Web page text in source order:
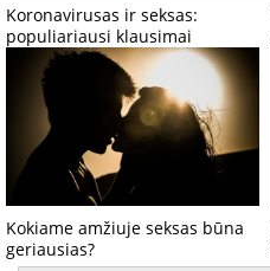
Koronavirusas ir seksas:
populiariausi klausimai
Kokiame amžiuje seksas būna
geriausias?